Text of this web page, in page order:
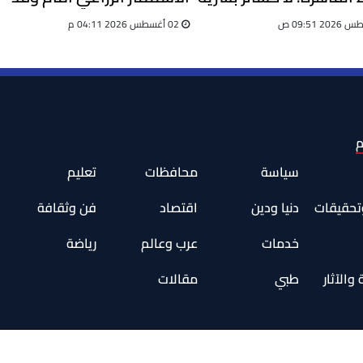
كامل للطوارئ
صيني
سياسة محافظات
تعليم
دنيا ودين اقتصاد
فن وثقافة
خدمات عرب وعالم
رياضة
طبي مقالات